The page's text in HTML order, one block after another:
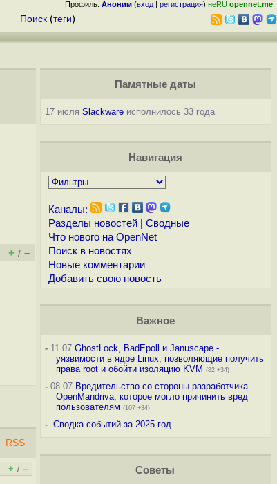
Профиль: Аноним (вход | регистрация) неRU opennet.me
Поиск (теги)
+ / –
RSS
+ / –
Памятные даты
17 июля Slackwareисполнилось 33 года
Навигация
Каналы:
Разделы новостей| Сводные
Что нового на OpenNet
Поиск в новостях
Новые комментарии
Добавить свою новость
Важное
-11.07 GhostLock, BadEpoll и Januscape -
уязвимости в ядре Linux, позволяющие получить
права root и обойти изоляцию KVM (82 +34)
-08.07 Вредительство со стороны разработчика
OpenMandriva, которое могло причинить вред
пользователям (107 +34)
- Сводка событий за 2025 год
Советы